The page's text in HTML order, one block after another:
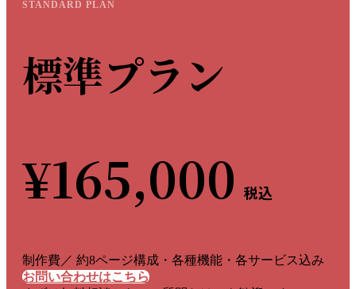
STANDARD PLAN
標準プラン
¥165,000 税込
制作費／ 約8ページ構成・各種機能・各サービス込み
お問い合わせはこちら